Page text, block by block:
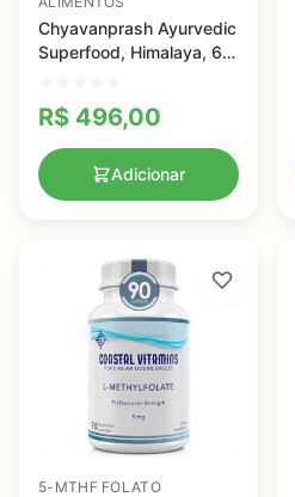
Chyavanprash Ayurvedic
Superfood, Himalaya, 60
R$ 496,00
Adicionar
5-MTHF FOLATO